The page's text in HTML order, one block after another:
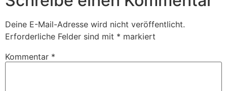
Deine E-Mail-Adresse wird nicht veröffentlicht.
Erforderliche Felder sind mit * markiert
Kommentar *